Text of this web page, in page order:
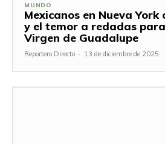
MUNDO
Mexicanos en Nueva
y el temor a redadas
Virgen de Guadalupe
Reportero Directo - 13 de diciembre de 2025